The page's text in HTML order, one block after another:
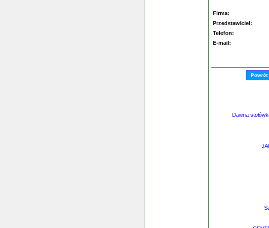
Firma:
Przedstawiciel:
Telefon:
E-mail:
Powrót
Dawna